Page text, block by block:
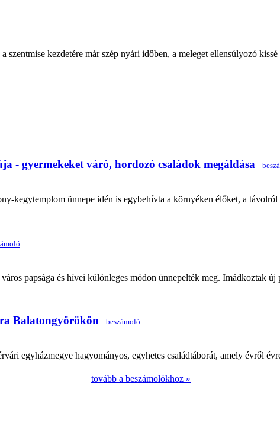
kezdetére már szép nyári időben, a meleget ellensúlyozó
- gyermekeket váró, hordozó családok megáldása -
kegytemplom ünnepe idén is egybehívta a környéken élőket, a
papsága és hívei különleges módon ünnepelték meg. Imádkoztak
Balatongyörökön - beszámoló
egyházmegye hagyományos, egyhetes családtáborát, amely évről
tovább a beszámolókhoz »